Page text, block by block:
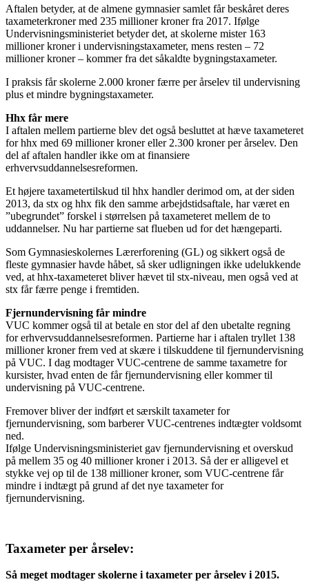
Aftalen betyder, at de almene gymnasier samlet får beskåret deres
taxameterkroner med 235 millioner kroner fra 2017. Ifølge
Undervisningsministeriet betyder det, at skolerne mister 163
millioner kroner i undervisningstaxameter, mens resten – 72
millioner kroner – kommer fra det såkaldte bygningstaxameter.
I praksis får skolerne 2.000 kroner færre per årselev til undervisning
plus et mindre bygningstaxameter.
Hhx får mere
I aftalen mellem partierne blev det også besluttet at hæve taxameteret
for hhx med 69 millioner kroner eller 2.300 kroner per årselev. Den
del af aftalen handler ikke om at finansiere
erhvervsuddannelsesreformen.
Et højere taxametertilskud til hhx handler derimod om, at der siden
2013, da stx og hhx fik den samme arbejdstidsaftale, har været en
”ubegrundet” forskel i størrelsen på taxameteret mellem de to
uddannelser. Nu har partierne sat flueben ud for det hængeparti.
Som Gymnasieskolernes Lærerforening (GL) og sikkert også de
fleste gymnasier havde håbet, så sker udligningen ikke udelukkende
ved, at hhx-taxameteret bliver hævet til stx-niveau, men også ved at
stx får færre penge i fremtiden.
Fjernundervisning får mindre
VUC kommer også til at betale en stor del af den ubetalte regning
for erhvervsuddannelsesreformen. Partierne har i aftalen tryllet 138
millioner kroner frem ved at skære i tilskuddene til fjernundervisning
på VUC. I dag modtager VUC-centrene de samme taxametre for
kursister, hvad enten de får fjernundervisning eller kommer til
undervisning på VUC-centrene.
Fremover bliver der indført et særskilt taxameter for
fjernundervisning, som barberer VUC-centrenes indtægter voldsomt
ned.
Ifølge Undervisningsministeriet gav fjern­undervisning et overskud
på mellem 35 og 40 millioner kroner i 2013. Så der er alligevel et
stykke vej op til de 138 millioner kroner, som VUC-centrene får
mindre i indtægt på grund af det nye taxameter for
fjernundervisning.
Taxameter per årselev:
Så meget modtager skolerne i taxameter per årselev i 2015.